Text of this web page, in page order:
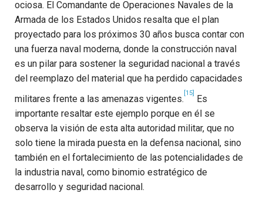
ociosa. El Comandante de Operaciones Navales de la
Armada de los Estados Unidos resalta que el plan
proyectado para los próximos 30 años busca contar con
una fuerza naval moderna, donde la construcción naval
es un pilar para sostener la seguridad nacional a través
del reemplazo del material que ha perdido capacidades
militares frente a las amenazas vigentes.
[15]
Es
importante resaltar este ejemplo porque en él se
observa la visión de esta alta autoridad militar, que no
solo tiene la mirada puesta en la defensa nacional, sino
también en el fortalecimiento de las potencialidades de
la industria naval, como binomio estratégico de
desarrollo y seguridad nacional.